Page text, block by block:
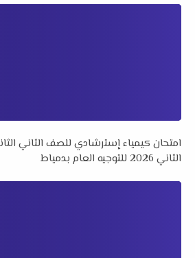
امتحان كيمياء إسترشادي للصف الثاني
الثاني 2026 للتوجيه العام بدمياط